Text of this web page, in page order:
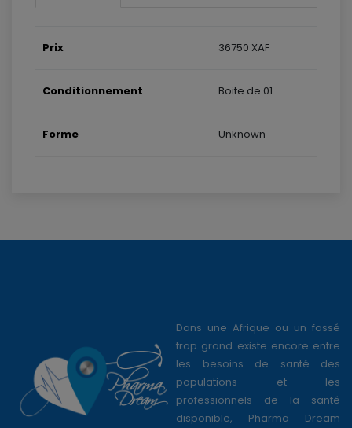
Prix 36750 XAF
Conditionnement Boite de 01
Forme Unknown
Dans une Afrique ou un fossé
trop grand existe encore entre
les besoins de santé des
populations et les
professionnels de la santé
disponible, Pharma Dream